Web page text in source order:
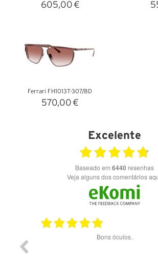
605,00 €
Ferrari FH1013T-307/8D
570,00 €
Excelente
Baseado em 6440 resenhas
Veja alguns dos comentários
Bons óculos.